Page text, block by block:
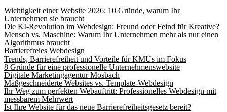
Wichtigkeit einer Website 2026: 10 Gründe, warum Ihr
Unternehmen sie braucht
Die KI-Revolution im Webdesign: Freund oder Feind für Kreative?
Mensch vs. Maschine: Warum Ihr Unternehmen mehr als nur einen
Algorithmus braucht
Barrierefreies Webdesign
Trends, Barrierefreiheit und Vorteile für KMUs im Fokus
8 Gründe für eine professionelle Unternehmenswebsite
Digitale Marketingagentur Mosbach
Maßgeschneiderte Websites vs. Template-Webdesign
Ihr Weg zum perfekten Webauftritt: Professionelles Webdesign mit
messbarem Mehrwert
Ist Ihre Website für das neue Barrierefreiheitsgesetz bereit?